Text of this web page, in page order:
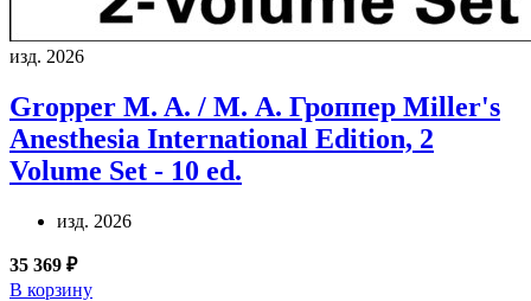
изд. 2026
Gropper M. A. / М. А. Гроппер Miller's
Anesthesia International Edition, 2
Volume Set - 10 ed.
изд. 2026
35 369 ₽
В корзину